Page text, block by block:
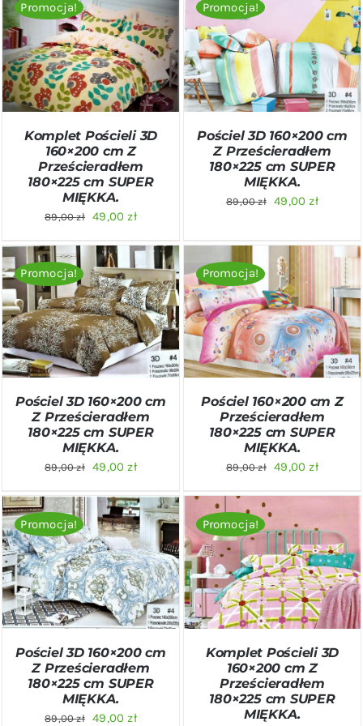
Promocja!
DODAJ DO KOSZYKA
/
SZCZEGÓŁY
Komplet Pościeli 3D
160×200 cm Z
Prześcieradłem
180×225 cm SUPER
MIĘKKA.
89,00zł
Pierwotna
wynosiła:
89,00 zł.
49,00złAktualna
wynosi:
49,00 zł.
Promocja!
DODAJ DO KOSZYKA
/
SZCZEGÓŁY
Pościel 3D 160×200 cm
Z Prześcieradłem
180×225 cm SUPER
MIĘKKA.
89,00zł
Pierwotna
wynosiła:
89,00 zł.
49,00zł
wynosi:
49,00
Promocja!
DODAJ DO KOSZYKA
/
SZCZEGÓŁY
Pościel 3D 160×200 cm
Z Prześcieradłem
180×225 cm SUPER
MIĘKKA.
89,00zł
Pierwotna
wynosiła:
89,00 zł.
49,00złAktualna
wynosi:
49,00 zł.
Promocja!
DODAJ DO KOSZYKA
/
SZCZEGÓŁY
Pościel 160×200 cm Z
Prześcieradłem
180×225 cm SUPER
MIĘKKA.
89,00zł
Pierwotna
89,00 zł.
49,00zł
49,00
Promocja!
DODAJ DO KOSZYKA
/
SZCZEGÓŁY
Pościel 3D 160×200 cm
Z Prześcieradłem
180×225 cm SUPER
MIĘKKA.
89,00zł
Pierwotna
49,00złAktualna
Promocja!
DODAJ DO KOSZYKA
/
SZCZEGÓŁY
Komplet Pościeli 3D
160×200 cm Z
Prześcieradłem
180×225 cm SUPER
MIĘKKA.